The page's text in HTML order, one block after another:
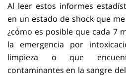
Al leer estos informes
en un estado de shock que
¿cómo es posible que cada 7
la emergencia por
limpieza o que
contaminantes en la sangre